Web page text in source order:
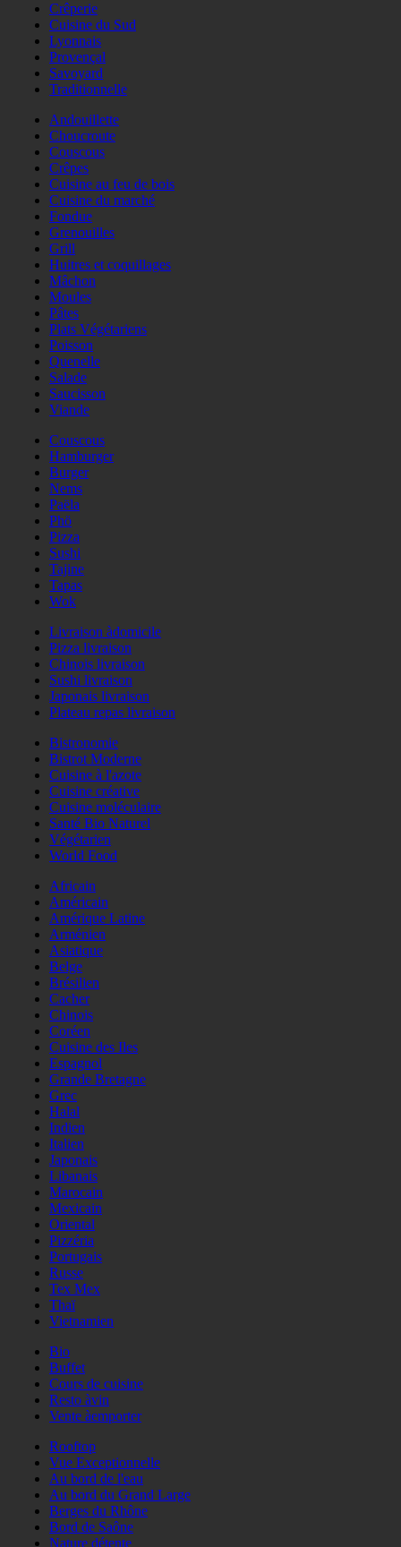
Crêperie
Cuisine du Sud
Lyonnais
Provençal
Savoyard
Traditionnelle
Andouillette
Choucroute
Couscous
Crêpes
Cuisine au feu de bois
Cuisine du marché
Fondue
Grenouilles
Grill
Huitres et coquillages
Mâchon
Moules
Pâtes
Plats Végétariens
Poisson
Quenelle
Salade
Saucisson
Viande
Couscous
Hamburger
Burger
Nems
Paëla
Phö
Pizza
Sushi
Tajine
Tapas
Wok
Livraison àdomicile
Pizza livraison
Chinois livraison
Sushi livraison
Japonais livraison
Plateau repas livraison
Bistronomie
Bistrot Moderne
Cuisine à l'azote
Cuisine créative
Cuisine moléculaire
Santé Bio Naturel
Végétarien
World Food
Africain
Américain
Amérique Latine
Arménien
Asiatique
Belge
Brésilien
Cacher
Chinois
Coréen
Cuisine des Iles
Espagnol
Grande Bretagne
Grec
Halal
Indien
Italien
Japonais
Libanais
Marocain
Mexicain
Oriental
Pizzéria
Portugais
Russe
Tex Mex
Thaï
Vietnamien
Bio
Buffet
Cours de cuisine
Resto àvin
Vente àemporter
Rooftop
Vue Exceptionnelle
Au bord de l'eau
Au bord du Grand Large
Berges du Rhône
Bord de Saône
Nature détente